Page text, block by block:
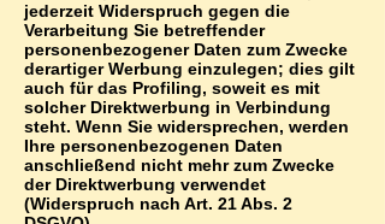
jederzeit Widerspruch gegen die
Verarbeitung Sie betreffender
personenbezogener Daten zum Zwecke
derartiger Werbung einzulegen; dies gilt
auch für das Profiling, soweit es mit
solcher Direktwerbung in Verbindung
steht. Wenn Sie widersprechen, werden
Ihre personenbezogenen Daten
anschließend nicht mehr zum Zwecke
der Direktwerbung verwendet
(Widerspruch nach Art. 21 Abs. 2